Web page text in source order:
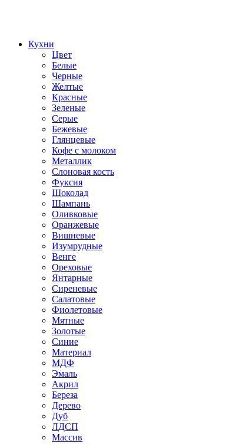
Кухни
Цвет
Белые
Черные
Желтые
Красные
Зеленые
Серые
Бежевые
Глянцевые
Кофе с молоком
Металлик
Слоновая кость
Фуксия
Шоколад
Шампань
Оливковые
Оранжевые
Вишневые
Изумрудные
Венге
Ореховые
Янтарные
Сиреневые
Салатовые
Фиолетовые
Мятные
Золотые
Синие
Материал
МДФ
Эмаль
Акрил
Береза
Дерево
Дуб
ЛДСП
Массив